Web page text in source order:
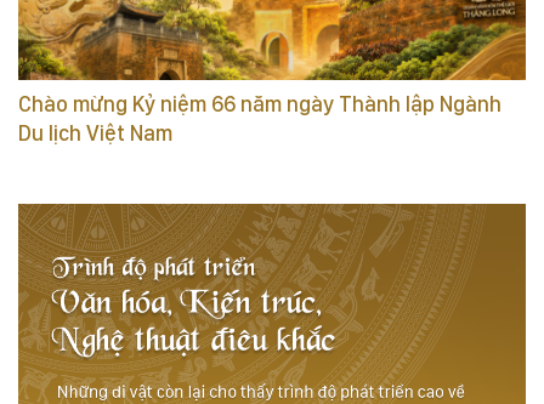
Chào mừng Kỷ niệm 66 năm ngày Thành lập Ngành
Du lịch Việt Nam